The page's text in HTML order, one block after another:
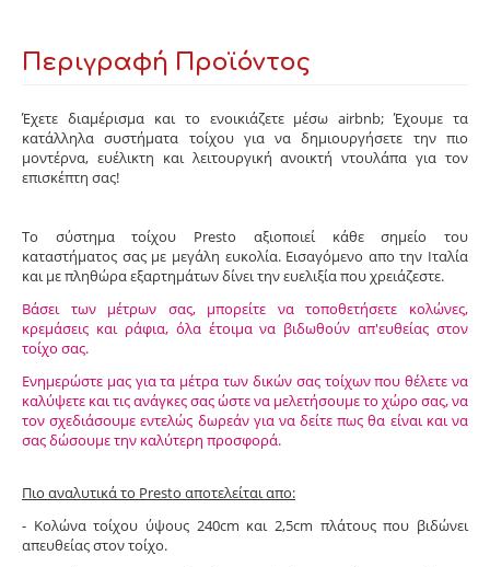
Περιγραφή Προϊόντος
Έχετε διαμέρισμα και το ενοικιάζετε μέσω airbnb; Έχουμε τα
κατάλληλα συστήματα τοίχου για να δημιουργήσετε την πιο
μοντέρνα, ευέλικτη και λειτουργική ανοικτή ντουλάπα για τον
επισκέπτη σας!
Το σύστημα τοίχου Presto αξιοποιεί κάθε σημείο του
καταστήματος σας με μεγάλη ευκολία. Εισαγόμενο απο την Ιταλία
και με πληθώρα εξαρτημάτων δίνει την ευελιξία που χρειάζεστε.
Βάσει των μέτρων σας, μπορείτε να τοποθετήσετε κολώνες,
κρεμάσεις και ράφια, όλα έτοιμα να βιδωθούν απ'ευθείας στον
τοίχο σας.
Ενημερώστε μας για τα μέτρα των δικών σας τοίχων που θέλετε να
καλύψετε και τις ανάγκες σας ώστε να μελετήσουμε το χώρο σας, να
τον σχεδιάσουμε εντελώς δωρεάν για να δείτε πως θα είναι και να
σας δώσουμε την καλύτερη προσφορά.
Πιο αναλυτικά το Presto αποτελείται απο:
- Κολώνα τοίχου ύψους 240cm και 2,5cm πλάτους που βιδώνει
απευθείας στον τοίχο.